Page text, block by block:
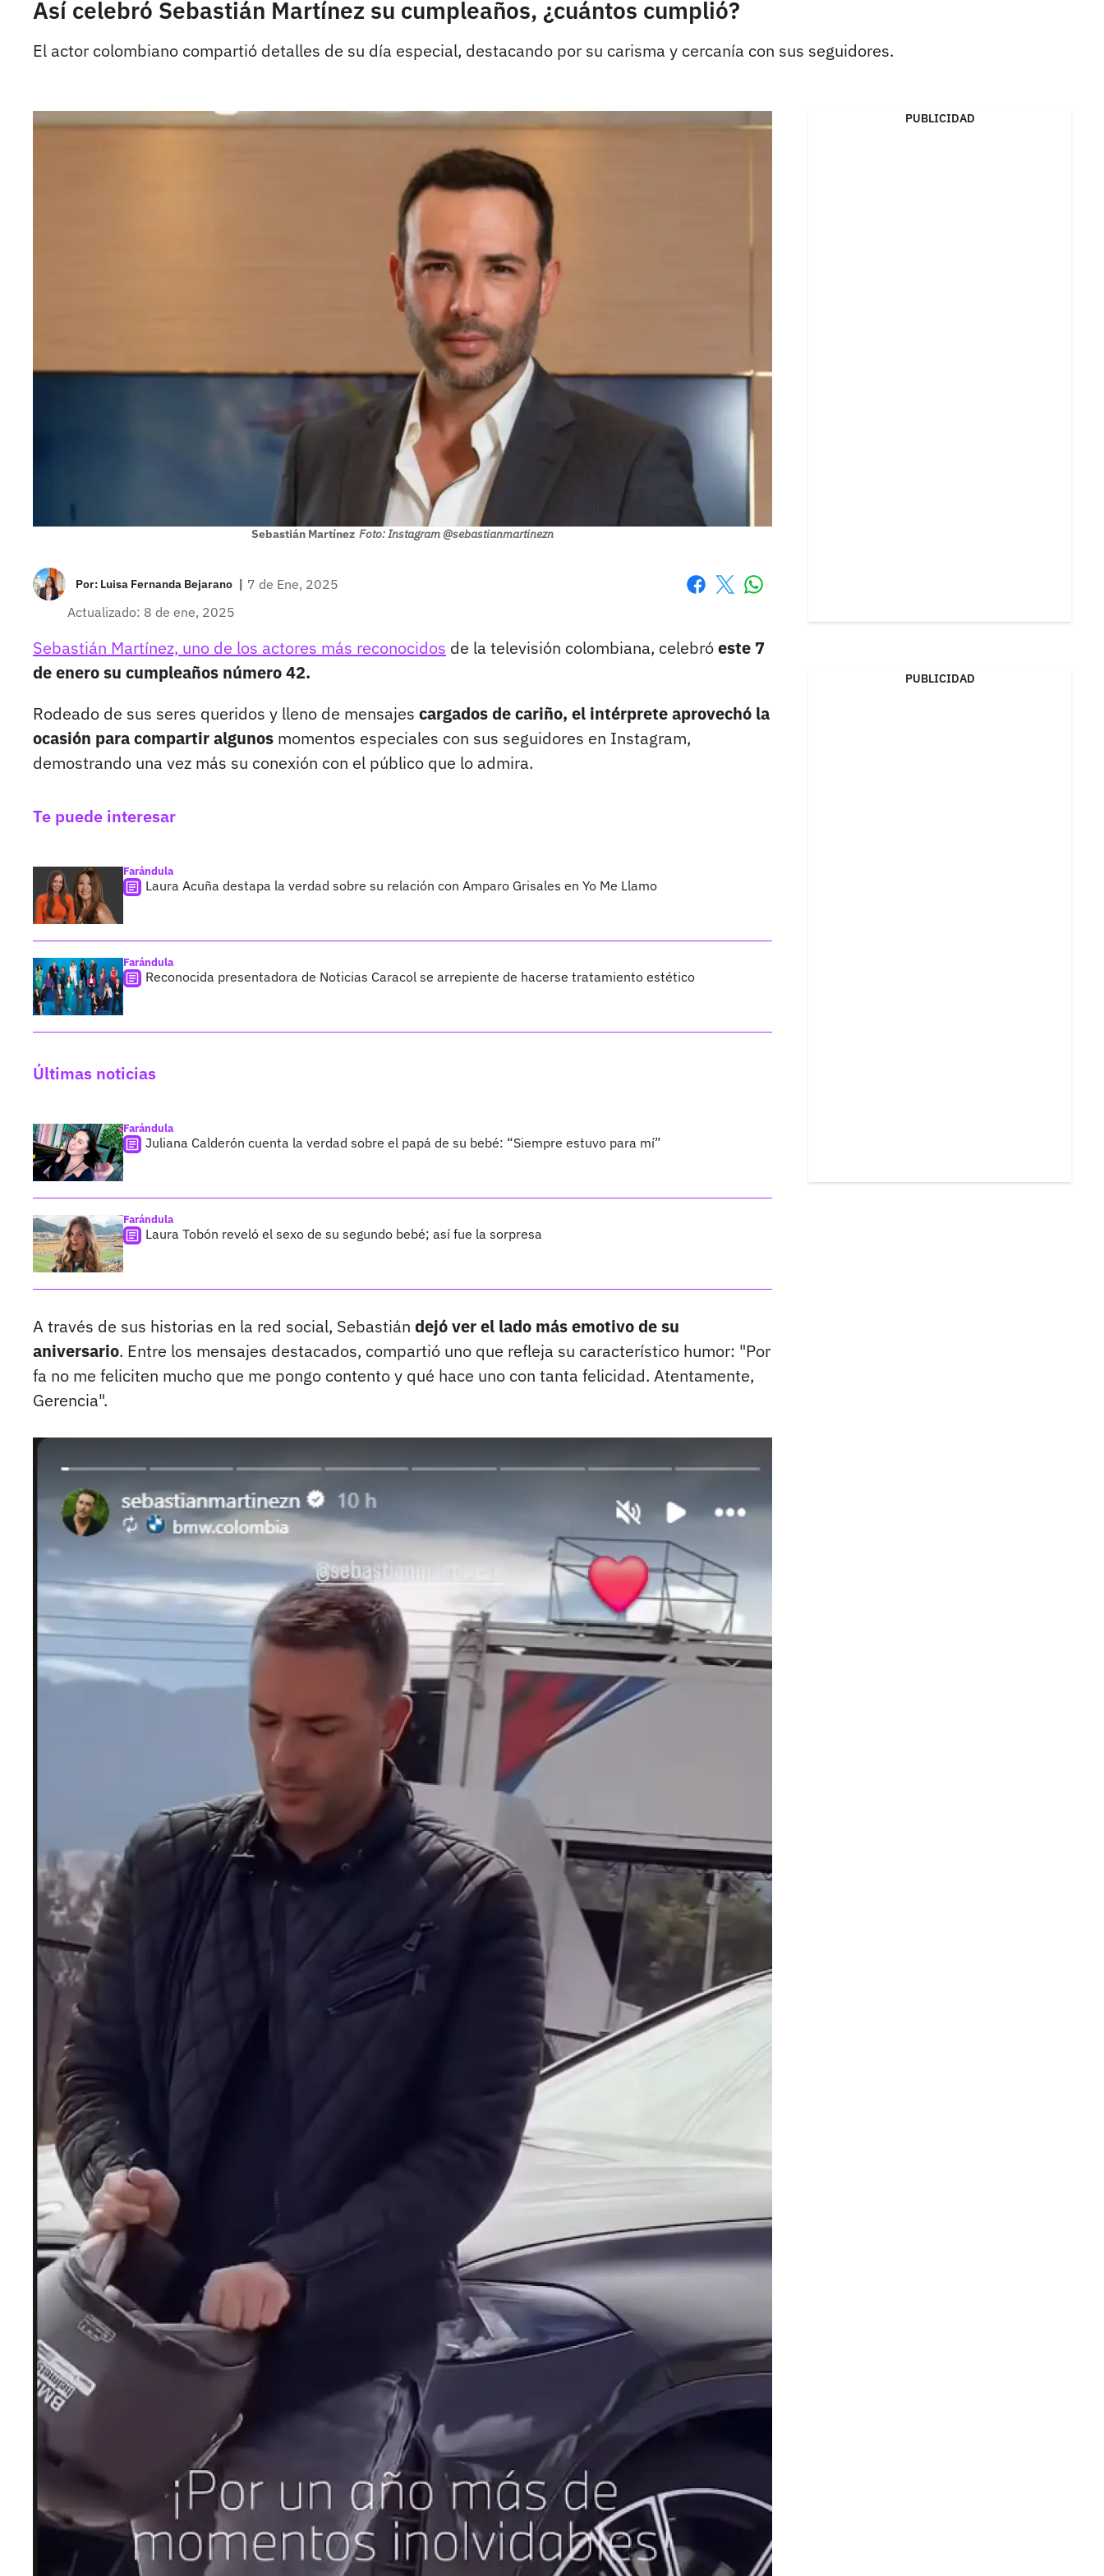
Así celebró Sebastián Martínez su cumpleaños, ¿cuántos cumplió?
El actor colombiano compartió detalles de su día especial, destacando por su carisma y cercanía con sus seguidores.
Sebastián Martínez Foto: Instagram @sebastianmartinezn
Por: Luisa Fernanda Bejarano | 7 de Ene, 2025
Actualizado: 8 de ene, 2025
Sebastián Martínez, uno de los actores más reconocidos de la televisión colombiana, celebróeste 7
de enero su cumpleaños número 42.
Rodeado de sus seres queridos y lleno de mensajes cargados de cariño, el intérprete aprovechó la
ocasión para compartir algunos momentos especiales con sus seguidores en Instagram,
demostrando una vez más su conexión con el público que lo admira.
Te puede interesar
Farándula
Laura Acuña destapa la verdad sobre su relación con Amparo Grisales en Yo Me Llamo
Farándula
Reconocida presentadora de Noticias Caracol se arrepiente de hacerse tratamiento estético
Últimas noticias
Farándula
Juliana Calderón cuenta la verdad sobre el papá de su bebé: “Siempre estuvo para mí”
Farándula
Laura Tobón reveló el sexo de su segundo bebé; así fue la sorpresa
A través de sus historias en la red social, Sebastián dejó ver el lado más emotivo de su
aniversario. Entre los mensajes destacados, compartió uno que refleja su característico humor: "Por
fa no me feliciten mucho que me pongo contento y qué hace uno con tanta felicidad. Atentamente,
Gerencia".
PUBLICIDAD
PUBLICIDAD